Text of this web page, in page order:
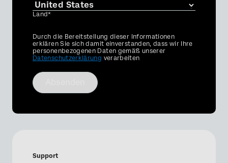
Land*
Privacy
Optin
Durch die Bereitstellung dieser Informationen
erklären Sie sich damit einverstanden, dass wir Ihre
personenbezogenen Daten gemäß unserer
Datenschutzerklärung verarbeiten
Support